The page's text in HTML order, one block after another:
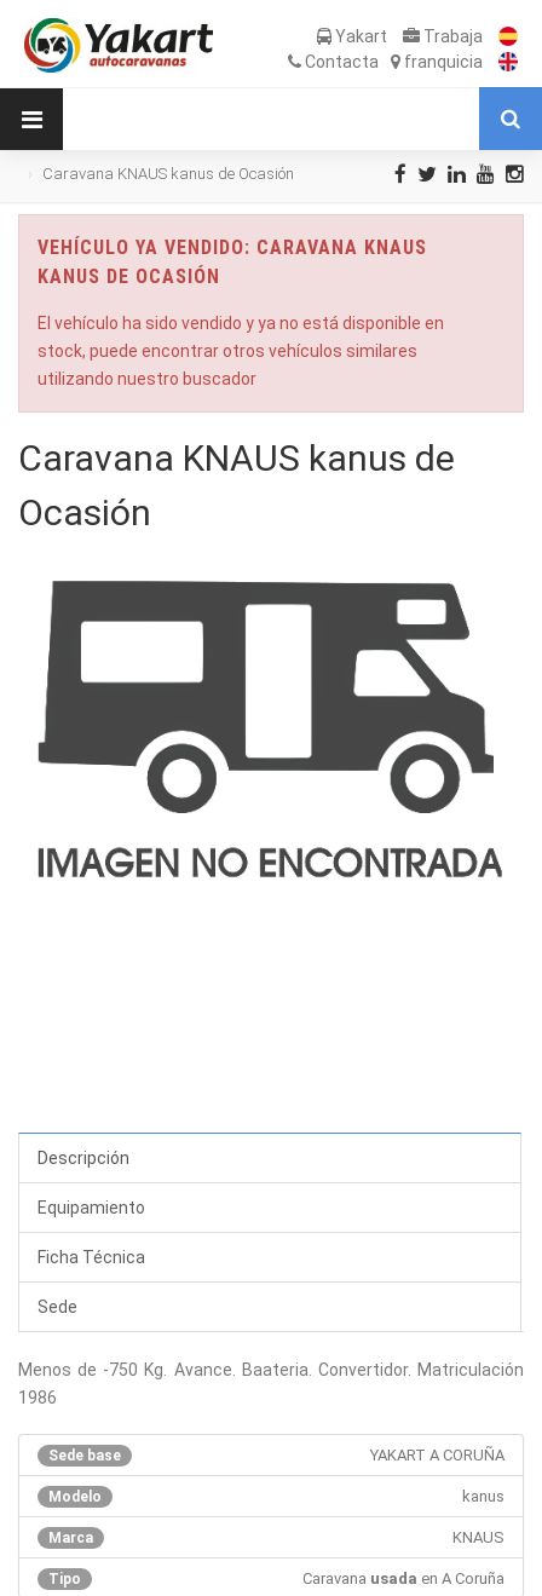
Yakart
Trabaja
Contacta
franquicia
Caravana KNAUS kanus de Ocasión
VEHÍCULO YA VENDIDO: CARAVANA KNAUS
KANUS DE OCASIÓN
El vehículo ha sido vendido y ya no está disponible en
stock, puede encontrar otros vehículos similares
utilizando nuestro buscador
Caravana KNAUS kanus de
Ocasión
Descripción
Equipamiento
Ficha Técnica
Sede
Menos de -750 Kg. Avance. Baateria. Convertidor. Matriculación
1986
Sede base YAKART A CORUÑA
Modelo kanus
Marca KNAUS
Tipo Caravana usada en A Coruña